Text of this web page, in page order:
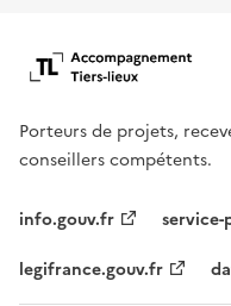
Porteurs de projets,
conseillers compétents.
info.gouv.fr
legifrance.gouv.fr